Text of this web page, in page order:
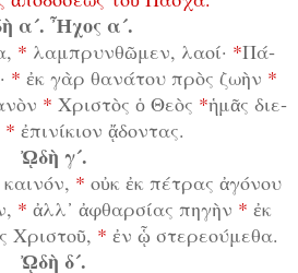
α´. Ἦ­χος α´.
* λαμ­πρυν­θῶ­μεν, λα­οί· *Πά­
* ἐκ γὰρ θα­νά­του πρὸς ζω­ὴν *
* Χρι­στὸς ὁ Θε­ὸς *ἡ­μᾶς δι­ε­
* ἐ­πι­νί­κι­ον ᾄ­δον­τας.
ᾨ­δὴ γ´.
* οὐκ ἐκ πέ­τρας ἀ­γό­νου
* ἀλλ᾿ ἀ­φθαρ­σί­ας πη­γὴν * ἐκ
Χρι­στοῦ, * ἐν ᾧ στε­ρε­ού­με­θα.
ᾨ­δὴ δ´.